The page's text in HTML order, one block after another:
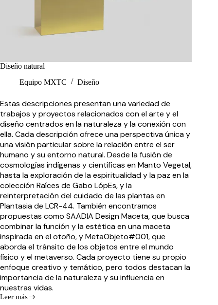
Diseño natural
Equipo MXTC
Diseño
Estas descripciones presentan una variedad de
trabajos y proyectos relacionados con el arte y el
diseño centrados en la naturaleza y la conexión con
ella. Cada descripción ofrece una perspectiva única y
una visión particular sobre la relación entre el ser
humano y su entorno natural. Desde la fusión de
cosmologías indígenas y científicas en Manto Vegetal,
hasta la exploración de la espiritualidad y la paz en la
colección Raíces de Gabo LópEs, y la
reinterpretación del cuidado de las plantas en
Plantasia de LCR-44. También encontramos
propuestas como SAADIA Design Maceta, que busca
combinar la función y la estética en una maceta
inspirada en el otoño, y MetaObjeto#001, que
aborda el tránsito de los objetos entre el mundo
físico y el metaverso. Cada proyecto tiene su propio
enfoque creativo y temático, pero todos destacan la
importancia de la naturaleza y su influencia en
nuestras vidas.
Leer más
Diseño